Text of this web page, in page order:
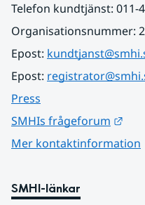
Telefon kundtjänst: 011-
Organisationsnummer:
Epost:
Epost:
Press
SMHIs frågeforum
Mer kontaktinformation
SMHI-länkar